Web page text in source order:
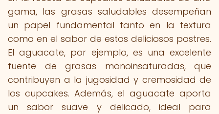
gama, las grasas saludables desempeñan
un papel fundamental tanto en la textura
como en el sabor de estos deliciosos postres.
El aguacate, por ejemplo, es una excelente
fuente de grasas monoinsaturadas, que
contribuyen a la jugosidad y cremosidad de
los cupcakes. Además, el aguacate aporta
un sabor suave y delicado, ideal para